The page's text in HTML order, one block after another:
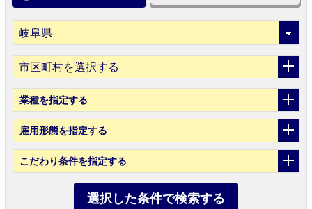
市区町村を選択する
業種を指定する
雇用形態を指定する
こだわり条件を指定する
選択した条件で検索する